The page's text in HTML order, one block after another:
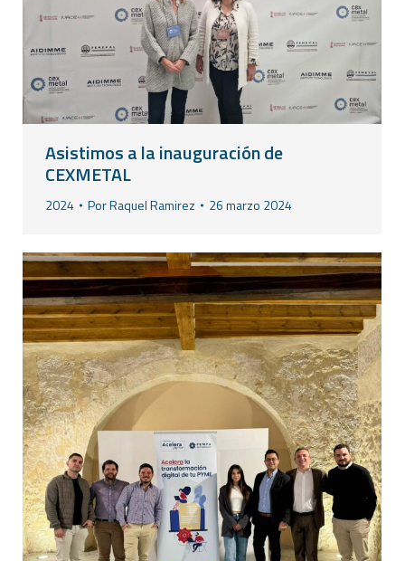
Asistimos a la inauguración de
CEXMETAL
2024 PorRaquel Ramirez 26 marzo 2024